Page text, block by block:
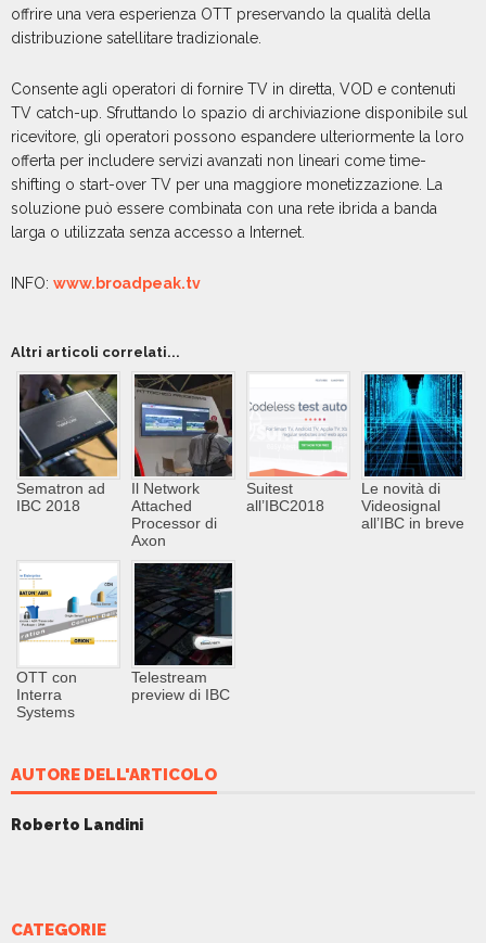
offrire una vera esperienza OTT preservando la qualità della
distribuzione satellitare tradizionale.
Consente agli operatori di fornire TV in diretta, VOD e contenuti
TV catch-up. Sfruttando lo spazio di archiviazione disponibile sul
ricevitore, gli operatori possono espandere ulteriormente la loro
offerta per includere servizi avanzati non lineari come time-
shifting o start-over TV per una maggiore monetizzazione. La
soluzione può essere combinata con una rete ibrida a banda
larga o utilizzata senza accesso a Internet.
INFO: www.broadpeak.tv
Altri articoli correlati...
Sematron ad
IBC 2018
Il Network
Attached
Processor di
Axon
Suitest
all’IBC2018
Le novità di
Videosignal
all’IBC in breve
OTT con
Interra
Systems
Telestream
preview di IBC
AUTORE DELL'ARTICOLO
Roberto Landini
CATEGORIE